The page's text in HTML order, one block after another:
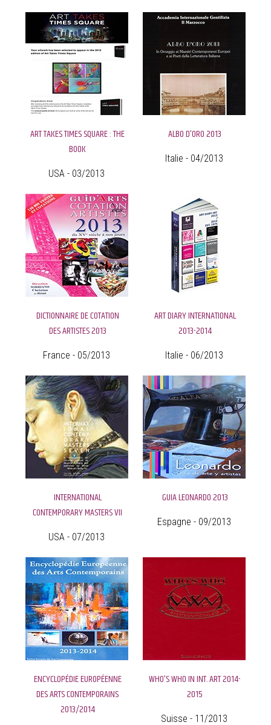
ART TAKES TIMES SQUARE : THE
BOOK
USA - 03/2013
ALBO D'ORO 2013
Italie - 04/2013
DICTIONNAIRE DE COTATION
DES ARTISTES 2013
France - 05/2013
ART DIARY INTERNATIONAL
2013-2014
Italie - 06/2013
INTERNATIONAL
CONTEMPORARY MASTERS VII
USA - 07/2013
GUIA LEONARDO 2013
Espagne - 09/2013
ENCYCLOPÉDIE EUROPÉENNE
DES ARTS CONTEMPORAINS
2013/2014
WHO'S WHO IN INT. ART 2014-
2015
Suisse - 11/2013